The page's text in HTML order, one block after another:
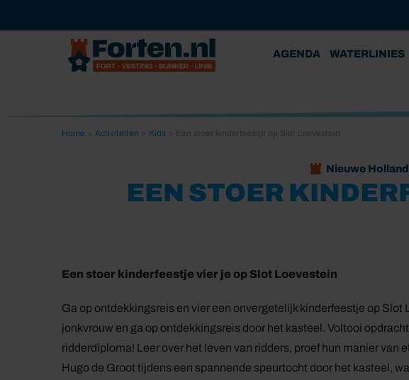
AGENDA WATERLINIES
Home Activiteiten Kids
Nieuwe
EEN STOER
Een stoer kinderfeestje vier je op Slot Loevestein
Ga op ontdekkingsreis en vier een onvergetelijk kinderfeestje op Slot
jonkvrouw en ga op ontdekkingsreis door het kasteel. Voltooi
ridderdiploma! Leer over het leven van ridders, proef hun manier van
Hugo de Groot tijdens een spannende speurtocht door het kasteel,